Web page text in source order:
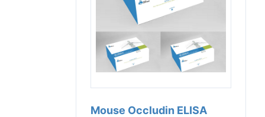
Mouse Occludin ELISA